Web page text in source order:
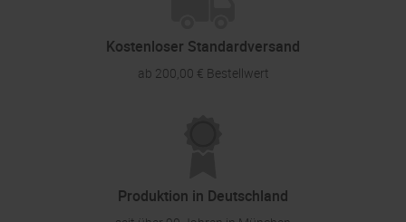
Kostenloser Standardversand
ab 200,00 € Bestellwert
Produktion in Deutschland